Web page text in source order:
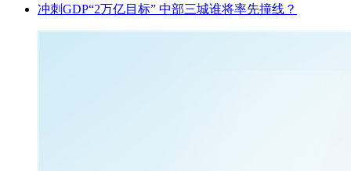
冲刺GDP“2万亿目标” 中部三城谁将率先撞线？